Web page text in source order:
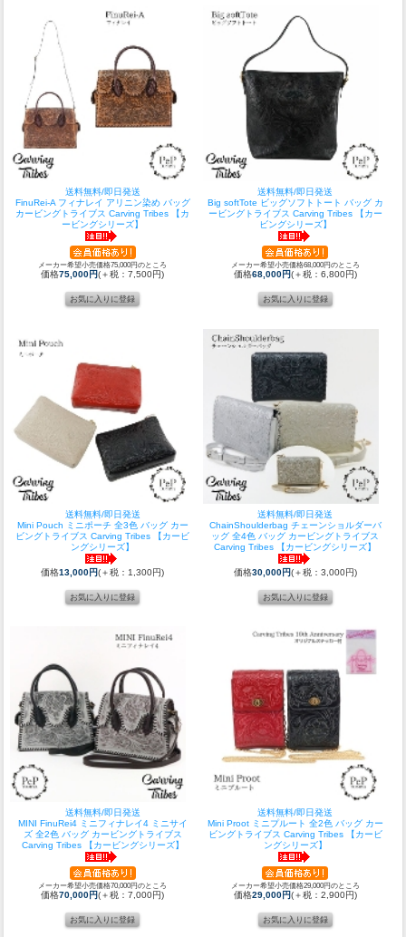
送料無料/即日発送
FinuRei-A フィナレイ アリニン染め バッグ
カービングトライブス Carving Tribes 【カ
ービングシリーズ】
メーカー希望小売価格75,000円のところ
価格75,000円(＋税：7,500円)
送料無料/即日発送
Big softTote ビッグソフトトート バッグ カ
ービングトライブス Carving Tribes 【カー
ビングシリーズ】
メーカー希望小売価格68,000円のところ
価格68,000円(＋税：6,800円)
送料無料/即日発送
Mini Pouch ミニポーチ 全3色 バッグ カー
ビングトライブス Carving Tribes 【カービ
ングシリーズ】
価格13,000円(＋税：1,300円)
送料無料/即日発送
ChainShoulderbag チェーンショルダーバ
ッグ 全4色 バッグ カービングトライブス
Carving Tribes 【カービングシリーズ】
価格30,000円(＋税：3,000円)
送料無料/即日発送
MINI FinuRei4 ミニフィナレイ4 ミニサイ
ズ 全2色 バッグ カービングトライブス
Carving Tribes 【カービングシリーズ】
メーカー希望小売価格70,000円のところ
価格70,000円(＋税：7,000円)
送料無料/即日発送
Mini Proot ミニプルート 全2色 バッグ カー
ビングトライブス Carving Tribes 【カービ
ングシリーズ】
メーカー希望小売価格29,000円のところ
価格29,000円(＋税：2,900円)